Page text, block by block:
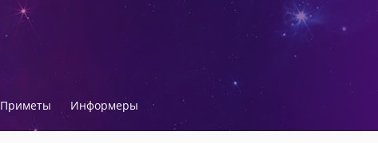
Приметы Информеры